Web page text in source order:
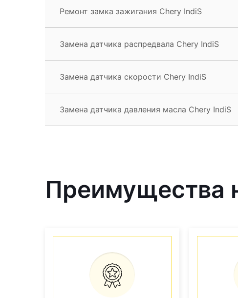
Ремонт замка зажигания Chery IndiS
Замена датчика распредвала Chery IndiS
Замена датчика скорости Chery IndiS
Замена датчика давления масла Chery IndiS
Преимущества